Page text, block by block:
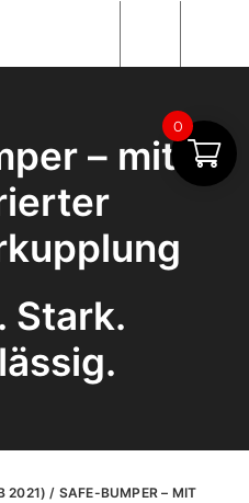
– mit
Stark.
2021) / SAFE-BUMPER – MIT
0